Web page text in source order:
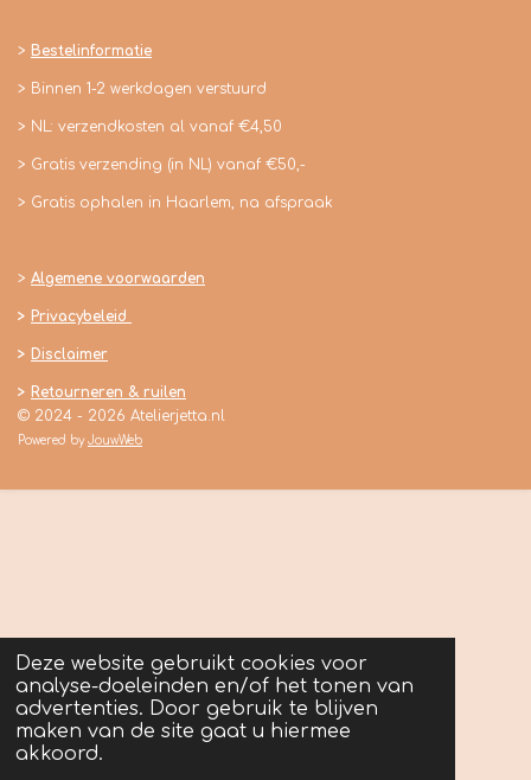
Deze website gebruikt cookies voor
analyse-doeleinden en/of het tonen van
advertenties. Door gebruik te blijven
maken van de site gaat u hiermee
akkoord.
> Bestelinformatie
> Binnen 1-2 werkdagen verstuurd
> NL: verzendkosten al vanaf €4,50
> Gratis verzending (in NL) vanaf €50,-
> Gratis ophalen in Haarlem, na afspraak
> Algemene voorwaarden
> Privacybeleid
> Disclaimer
> Retourneren & ruilen
© 2024 - 2026 Atelierjetta.nl
Powered byJouwWeb